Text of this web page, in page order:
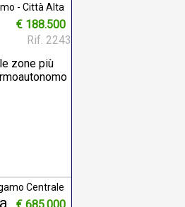
€ 188.500
Rif. 2243
- Città Alta
zone più
Centrale